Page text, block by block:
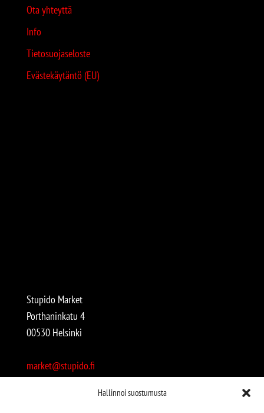
Hallinnoi suostumusta
Ota yhteyttä
Info
Tietosuojaseloste
Evästekäytäntö (EU)
Stupido Market
Porthaninkatu 4
00530 Helsinki
market@stupido.fi